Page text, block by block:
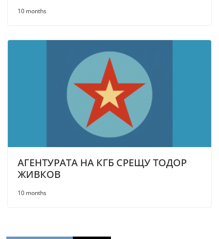
10 months
АГЕНТУРАТА НА КГБ СРЕЩУ ТОДОР
ЖИВКОВ
10 months